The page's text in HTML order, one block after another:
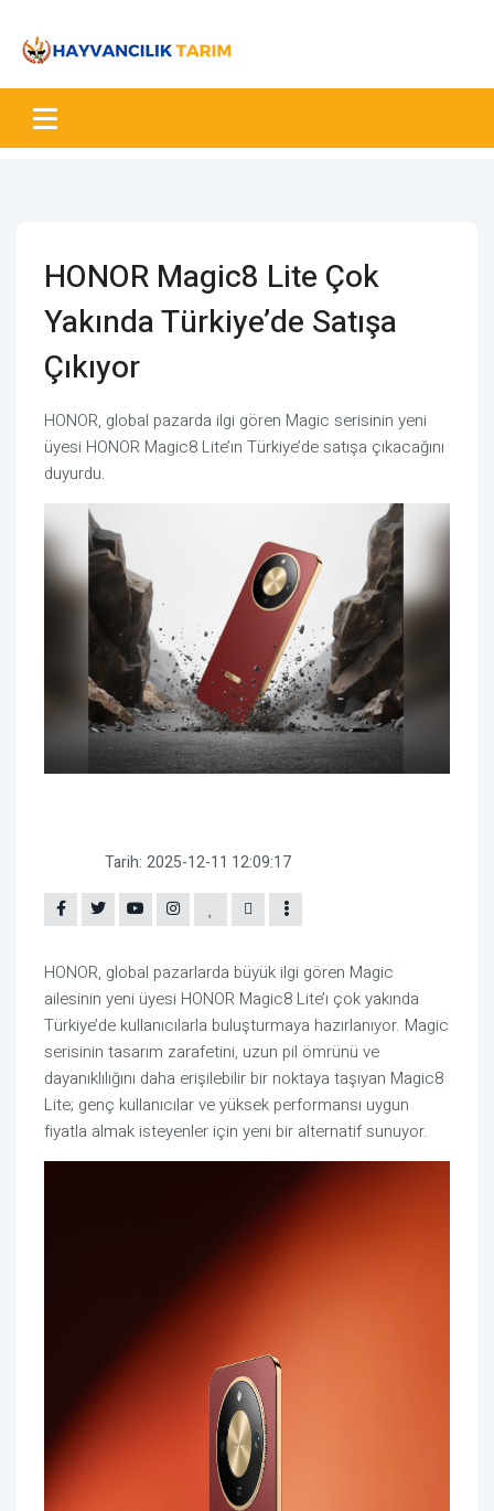
HONOR Magic8 Lite Çok
Yakında Türkiye’de Satışa
Çıkıyor
HONOR, global pazarda ilgi gören Magic serisinin yeni
üyesi HONOR Magic8 Lite’ın Türkiye’de satışa çıkacağını
duyurdu.
Tarih: 2025-12-11 12:09:17
HONOR, global pazarlarda büyük ilgi gören Magic
ailesinin yeni üyesi HONOR Magic8 Lite’ı çok yakında
Türkiye’de kullanıcılarla buluşturmaya hazırlanıyor. Magic
serisinin tasarım zarafetini, uzun pil ömrünü ve
dayanıklılığını daha erişilebilir bir noktaya taşıyan Magic8
Lite; genç kullanıcılar ve yüksek performansı uygun
fiyatla almak isteyenler için yeni bir alternatif sunuyor.